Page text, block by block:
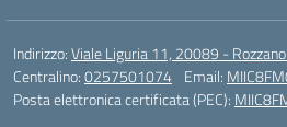
Indirizzo:Viale Liguria 11, 20089 -
Centralino:0257501074 Email:
Posta elettronica certificata (PEC):